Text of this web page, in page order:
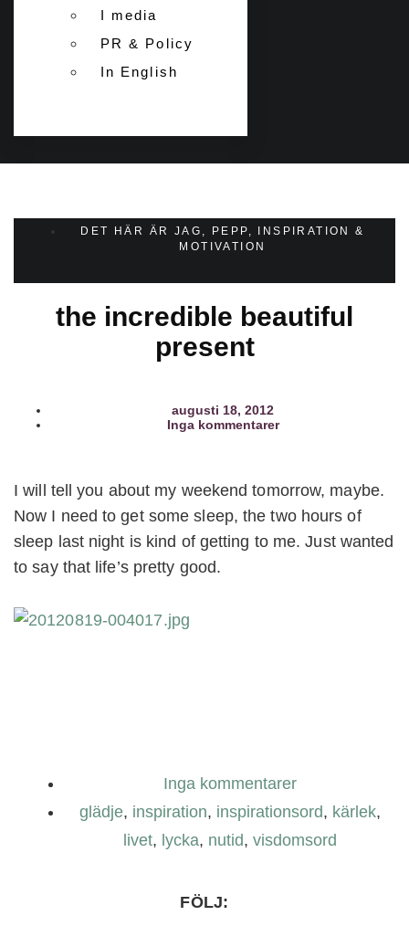
I media
PR & Policy
In English
DET HÄR ÄR JAG ,
PEPP, INSPIRATION &
MOTIVATION
the incredible beautiful
present
augusti 18, 2012
Inga kommentarer
I will tell you about my weekend tomorrow, maybe.
Now I need to get some sleep, the two hours of
sleep last night is kind of getting to me. Just wanted
to say that life’s pretty good.
Inga kommentarer
glädje, inspiration, inspirationsord, kärlek,
livet, lycka, nutid, visdomsord
FÖLJ: